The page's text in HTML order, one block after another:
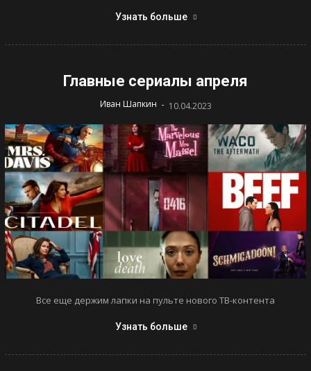
Узнать больше
Главные сериалы апреля
Иван Шапкин - 10.04.2023
Все еще держим лапки на пульте нового ТВ-контента
Узнать больше